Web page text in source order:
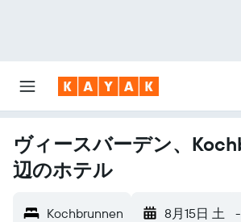
ヴィースバーデン、
辺のホテル
Kochbrunnen 8月15日 土 -